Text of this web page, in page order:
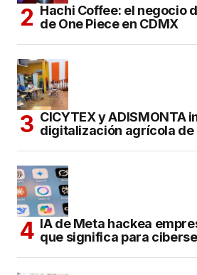
Hachi Coffee: el negocio
de One Piece en CDMX
CICYTEX y ADISMONTA
digitalización agrícola de
IA de Meta hackea
que significa para